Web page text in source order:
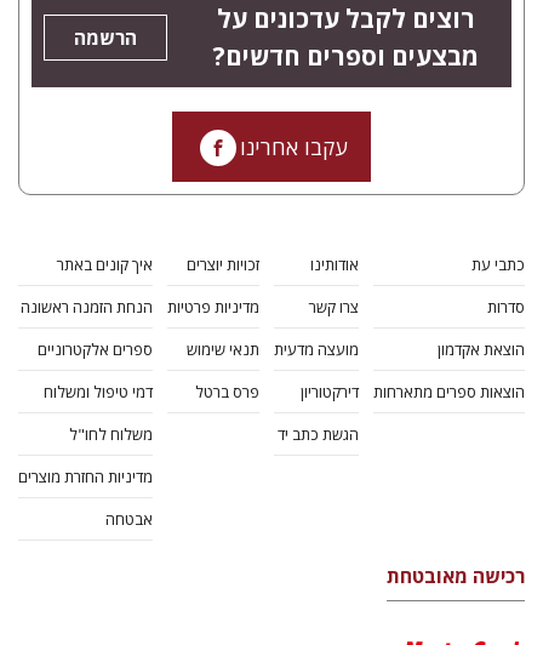
רוצים לקבל עדכונים על
מבצעים וספרים חדשים?
הרשמה
עקבו אחרינו
כתבי עת
סדרות
הוצאת אקדמון
הוצאות ספרים מתארחות
אודותינו
צרו קשר
מועצה מדעית
דירקטוריון
הגשת כתב יד
זכויות יוצרים
מדיניות פרטיות
תנאי שימוש
פרס ברטל
איך קונים באתר
הנחת הזמנה ראשונה
ספרים אלקטרוניים
דמי טיפול ומשלוח
משלוח לחו"ל
מדיניות החזרת מוצרים
אבטחה
רכישה מאובטחת